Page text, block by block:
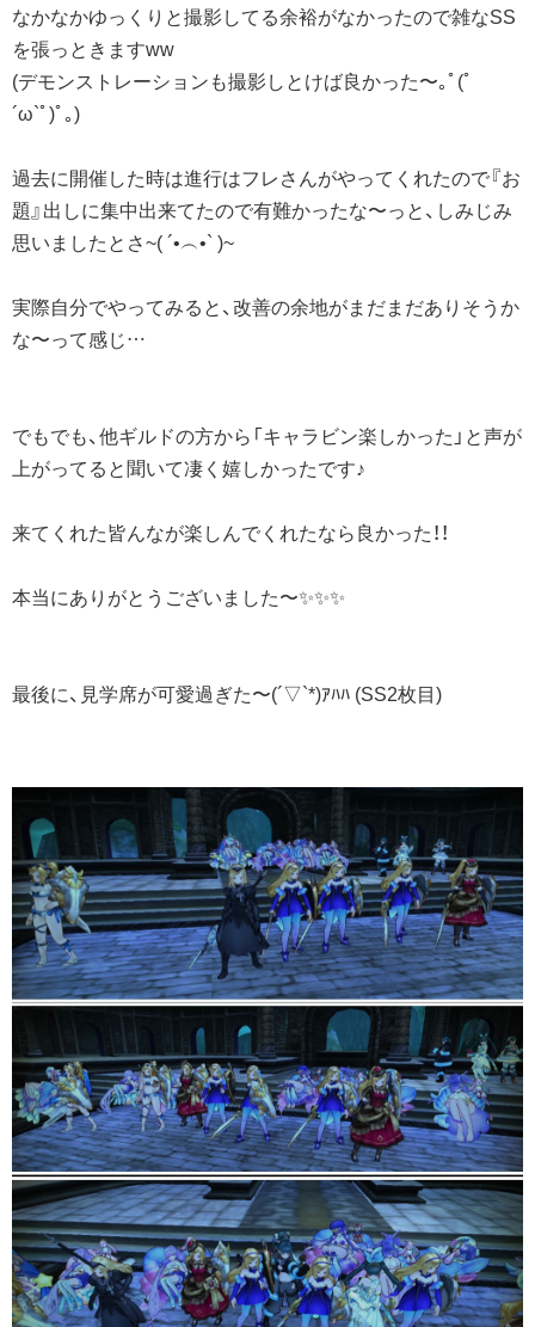
なかなかゆっくりと撮影してる余裕がなかったので雑なSS
を張っときますww
(デモンストレーションも撮影しとけば良かった〜｡ﾟ(ﾟ
´ω`ﾟ)ﾟ｡)
過去に開催した時は進行はフレさんがやってくれたので『お
題』出しに集中出来てたので有難かったな〜っと、しみじみ
思いましたとさ~( ´•︵•` )~
実際自分でやってみると、改善の余地がまだまだありそうか
な〜って感じ…
でもでも、他ギルドの方から「キャラビン楽しかった」と声が
上がってると聞いて凄く嬉しかったです♪
来てくれた皆んなが楽しんでくれたなら良かった！！
本当にありがとうございました〜✨✨✨
最後に、見学席が可愛過ぎた〜(´▽`*)ｱﾊﾊ (SS2枚目)